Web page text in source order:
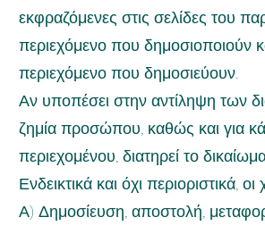
εκφραζόμενες στις σελίδες του
περιεχόμενο που δημοσιοποιούν
περιεχόμενο που δημοσιεύουν.
Αν υποπέσει στην αντίληψη των
ζημία προσώπου, καθώς και για
περιεχομένου, διατηρεί το
Ενδεικτικά και όχι περιοριστικά,
Α) Δημοσίευση, αποστολή,